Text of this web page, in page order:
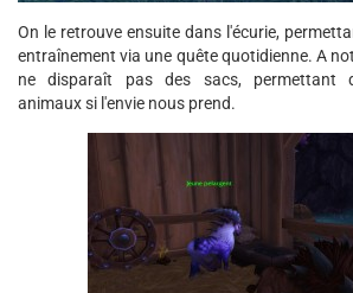
On le retrouve ensuite dans l'écurie,
entraînement via une quête quotidienne. A
ne disparaît pas des sacs, permettant
animaux si l'envie nous prend.